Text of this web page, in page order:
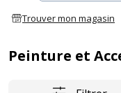
Trouver mon magasin
Peinture et